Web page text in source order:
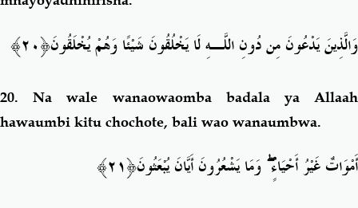
وَالَّذِينَ يَدْعُونَ مِن دُونِ اللَّـهِ لَا يَخْلُقُونَ شَيْئًا وَهُمْ يُخْلَقُونَ﴿٢٠﴾
20.Na wale wanaowaomba badala ya Allaah
hawaumbi kitu chochote, bali wao wanaumbwa.
أَمْوَاتٌ غَيْرُ أَحْيَاءٍۖوَمَا يَشْعُرُونَ أَيَّانَ يُبْعَثُونَ﴿٢١﴾